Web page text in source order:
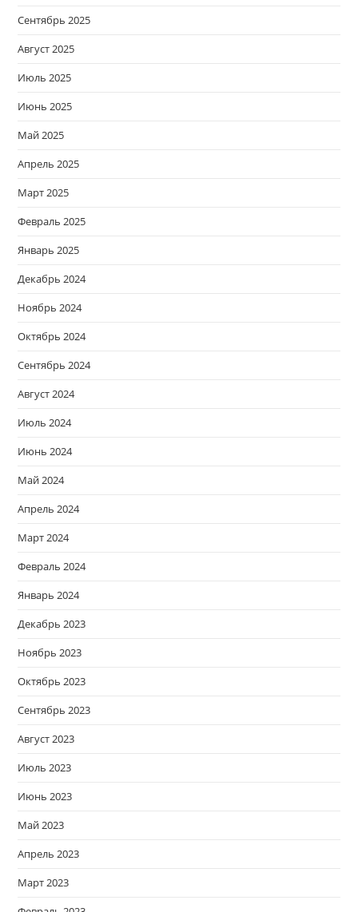
Сентябрь 2025
Август 2025
Июль 2025
Июнь 2025
Май 2025
Апрель 2025
Март 2025
Февраль 2025
Январь 2025
Декабрь 2024
Ноябрь 2024
Октябрь 2024
Сентябрь 2024
Август 2024
Июль 2024
Июнь 2024
Май 2024
Апрель 2024
Март 2024
Февраль 2024
Январь 2024
Декабрь 2023
Ноябрь 2023
Октябрь 2023
Сентябрь 2023
Август 2023
Июль 2023
Июнь 2023
Май 2023
Апрель 2023
Март 2023